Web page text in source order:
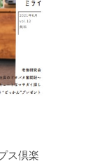
ス倶楽